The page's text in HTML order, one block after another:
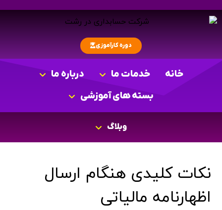
دوره کارآموزی
خانه خدمات ما
درباره ما
بسته های آموزشی
وبلاگ
نکات کلیدی هنگام ارسال
اظهارنامه مالیاتی